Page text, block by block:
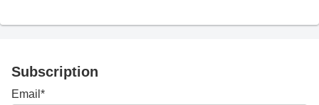
Subscription
Email*